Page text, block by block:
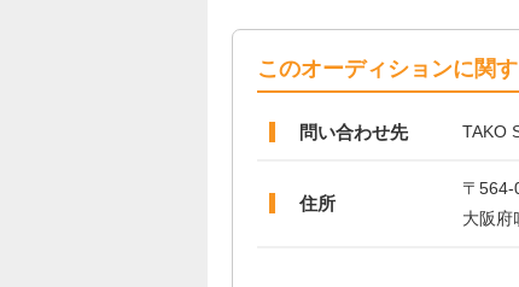
このオーディションに関
問い合わせ先 TAKO
住所
〒564-
大阪府